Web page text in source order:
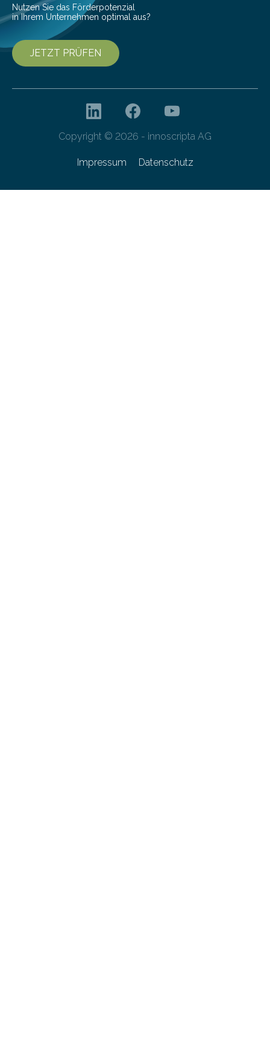
Nutzen Sie das Förderpotenzial
in Ihrem Unternehmen optimal aus?
JETZT PRÜFEN
Copyright © 2026 - innoscripta AG
Impressum Datenschutz